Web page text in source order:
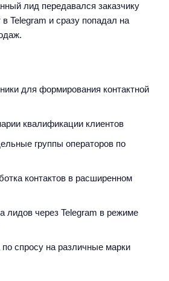
лид передавался заказчику
Telegram и сразу попадал на
для формирования контактной
квалификации клиентов
группы операторов по
контактов в расширенном
лидов через Telegram в режиме
спросу на различные марки